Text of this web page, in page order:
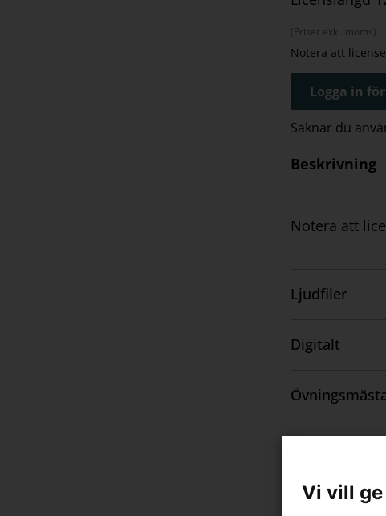
(Priser exkl. moms)
Notera att
Logga in
Saknar du
Beskrivning
Notera att
Ljudfiler
Visa
Digitalt
Visa
Visa
Vi vill